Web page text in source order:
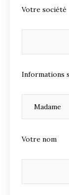
Votre société
Informations
Votre nom